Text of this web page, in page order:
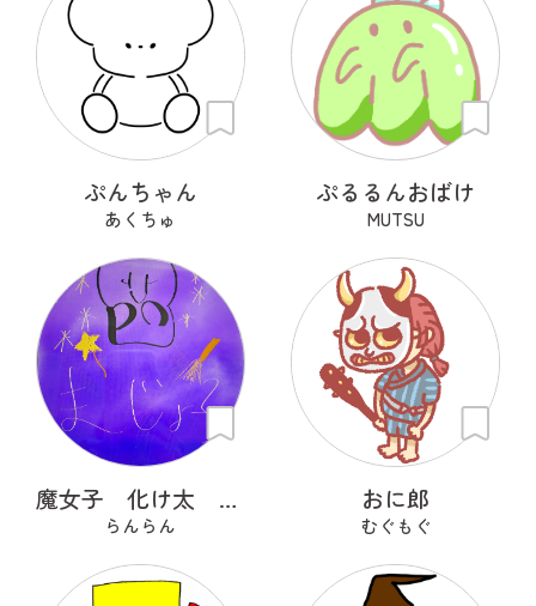
ぷんちゃん
あくちゅ
ぷるるんおばけ
MUTSU
魔女子 化け太 かぼっち
らんらん
おに郎
むぐもぐ